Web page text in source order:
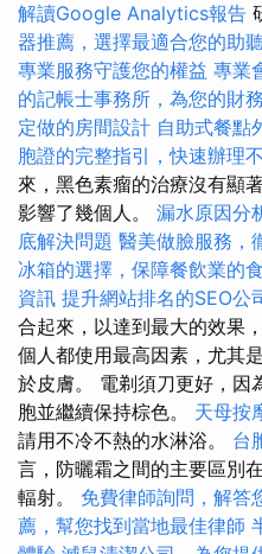
解讀Google Analytics報告
器推薦，選擇最適合您的助
專業服務守護您的權益 專業
的記帳士事務所，為您的財
定做的房間設計 自助式餐點
胞證的完整指引，快速辦理
來，黑色素瘤的治療沒有顯
影響了幾個人。 漏水原因分
底解決問題 醫美做臉服務，
冰箱的選擇，保障餐飲業的
資訊 提升網站排名的SEO公
合起來，以達到最大的效果
個人都使用最高因素，尤其
於皮膚。 電剃須刀更好，因
胞並繼續保持棕色。 天母按
請用不冷不熱的水淋浴。 台
言，防曬霜之間的主要區別
輻射。 免費律師詢問，解答
薦，幫您找到當地最佳律師